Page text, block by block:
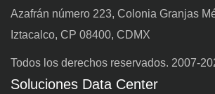
Azafrán número 223, Colonia Granjas
Iztacalco, CP 08400, CDMX
Todos los derechos reservados. 2007-
Soluciones Data Center